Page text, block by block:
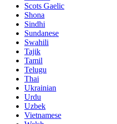
Scots Gaelic
Shona
Sindhi
Sundanese
Swahili
Tajik
Tamil
Telugu
Thai
Ukrainian
Urdu
Uzbek
Vietnamese